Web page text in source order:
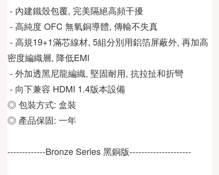
- 內建鐵殼包覆, 完美隔絕高頻干擾
- 高純度 OFC 無氧銅導體, 傳輸不失真
- 高規19+1滿芯線材, 5組分別用鋁箔屏蔽外, 再加高
密度編織層, 降低EMI
- 外加透黑尼龍編織, 堅固耐用, 抗拉扯和折彎
- 向下兼容 HDMI 1.4版本設備
◎ 包裝方式: 盒裝
◎ 產品保固: 一年
-------------Bronze Series 黑銅版---------------------